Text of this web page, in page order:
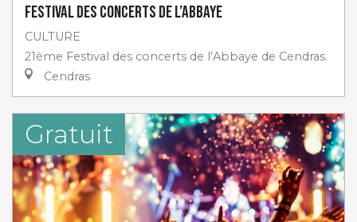
Festival des Concerts de l’Abbaye
CULTURE
21ème Festival des concerts de l’Abbaye de Cendras.
Cendras
Gratuit